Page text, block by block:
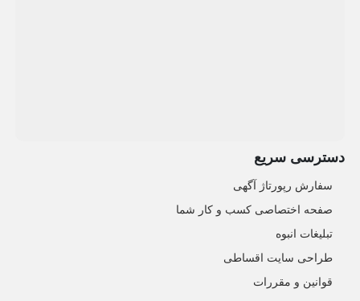
دسترسی سریع
سفارش رپورتاژ آگهی
صفحه اختصاصی کسب و کار شما
تبلیغات انبوه
طراحی سایت اقساطی
قوانین و مقررات